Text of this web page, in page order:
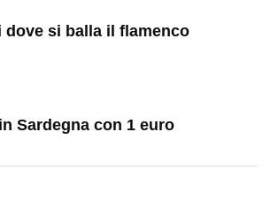
si balla il flamenco
Sardegna con 1 euro